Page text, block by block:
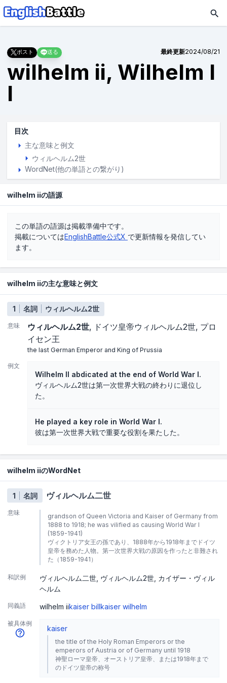
ポスト 送る 最終更新2024/08/21
wilhelm ii, Wilhelm I
I
目次
主な意味と例文
ウィルヘルム2世
WordNet(他の単語との繋がり)
wilhelm iiの語源
この単語の語源は掲載準備中です。
掲載についてはEnglishBattle公式X で更新情報を発信してい
ます。
wilhelm iiの主な意味と例文
1 名詞 ウィルヘルム2世
意味 ウィルヘルム2世 ドイツ皇帝ウィルヘルム2世 プロ
イセン王
the last German Emperor and King of Prussia
例文
Wilhelm II abdicated at the end of World War I.
ヴィルヘルム2世は第一次世界大戦の終わりに退位し
た。
He played a key role in World War I.
彼は第一次世界大戦で重要な役割を果たした。
wilhelm iiのWordNet
1 名詞 ヴィルヘルム二世
意味
grandson of Queen Victoria and Kaiser of Germany from
1888 to 1918; he was vilified as causing World War I
(1859-1941)
ヴィクトリア女王の孫であり、1888年から1918年までドイツ
皇帝を務めた人物。第一次世界大戦の原因を作ったと非難され
た（1859-1941）
和訳例 ヴィルヘルム二世 ヴィルヘルム2世 カイザー・ヴィル
ヘルム
同義語 wilhelm iikaiser billkaiser wilhelm
被具体例
kaiser
the title of the Holy Roman Emperors or the
emperors of Austria or of Germany until 1918
神聖ローマ皇帝、オーストリア皇帝、または1918年まで
のドイツ皇帝の称号